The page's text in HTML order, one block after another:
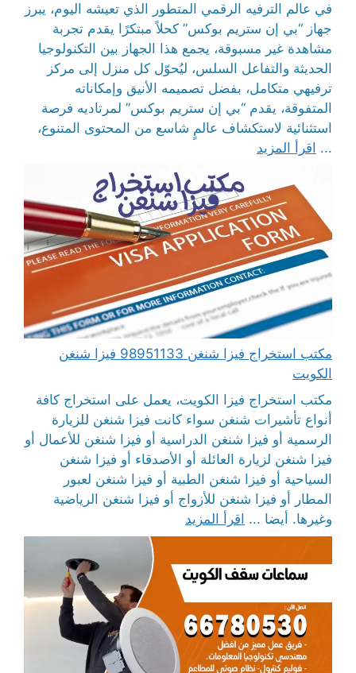
في عالم الترفيه الرقمي المتطور الذي تعيشه اليوم، يبرز
جهاز “بي إن ستريم بوكس” كحلاً مبتكرًا يقدم تجربة
مشاهدة غير مسبوقة، يجمع هذا الجهاز بين التكنولوجيا
الحديثة والتفاعل السلس، ليُحوّل كل منزل إلى مركز
ترفيهي متكامل، بفضل تصميمه الأنيق وإمكاناته
المتفوقة، يقدم “بي إن ستريم بوكس” لمرتاديه فرصة
استثنائية لاستكشاف عالمٍ شاسع من المحتوى المتنوع،
... اقرأ المزيد
مكتب استخراج فيزا شنغن 98951133 فيزا شنغن
الكويت
مكتب استخراج فيزا الكويت، يعمل على استخراج كافة
أنواع تأشيرات شنغن سواء كانت فيزا شنغن للزيارة
الرسمية أو فيزا شنغن الدراسية أو فيزا شنغن للأعمال أو
فيزا شنغن لزيارة العائلة أو الأصدقاء أو فيزا شنغن
السياحية أو فيزا شنغن الطبية أو فيزا شنغن لعبور
المطار أو فيزا شنغن للأزواج أو فيزا شنغن الرياضية
وغيرها. أيضا ... اقرأ المزيد